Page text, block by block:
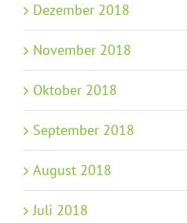
Dezember 2018
November 2018
Oktober 2018
September 2018
August 2018
Juli 2018